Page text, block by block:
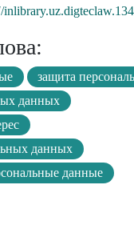
защита
данных
данных
данные